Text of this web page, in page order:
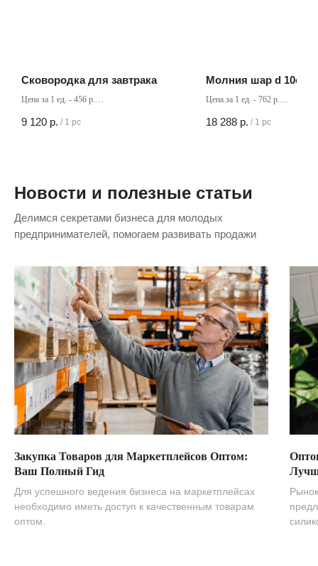
Сковородка для завтрака
Цена за 1 ед. - 456 р.
9 120 р. / 1 pc
Молния шар d 10см
Цена за 1 ед. - 762 р.
18 288 р. / 1 pc
Новости и полезные статьи
Делимся секретами бизнеса для молодых
предпринимателей, помогаем развивать продажи
Закупка Товаров для Маркетплейсов Оптом:
Ваш Полный Гид
Для успешного ведения бизнеса на маркетплейсах
необходимо иметь доступ к качественным товарам
оптом.